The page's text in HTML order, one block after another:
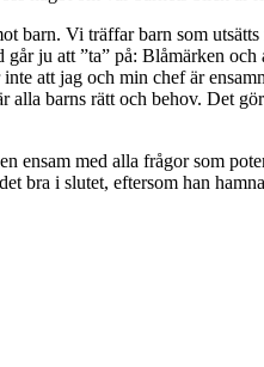
barn. Vi träffar barn som
ju att ”ta” på: Blåmärken
att jag och min chef är
barns rätt och behov. Det
ensam med alla frågor som
bra i slutet, eftersom han